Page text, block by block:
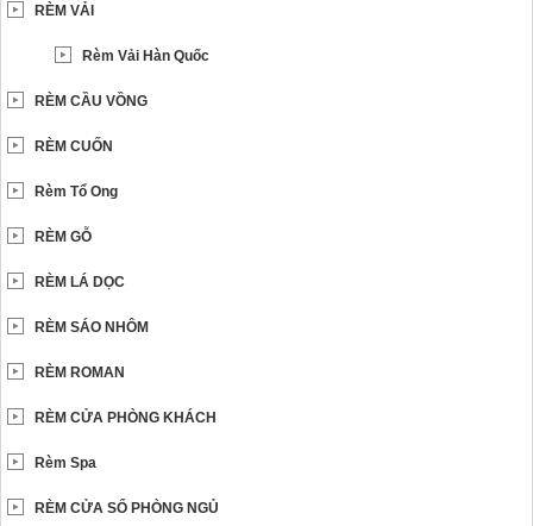
RÈM VẢI
Rèm Vải Hàn Quốc
RÈM CẦU VỒNG
RÈM CUỐN
Rèm Tổ Ong
RÈM GỖ
RÈM LÁ DỌC
RÈM SÁO NHÔM
RÈM ROMAN
RÈM CỬA PHÒNG KHÁCH
Rèm Spa
RÈM CỬA SỔ PHÒNG NGỦ